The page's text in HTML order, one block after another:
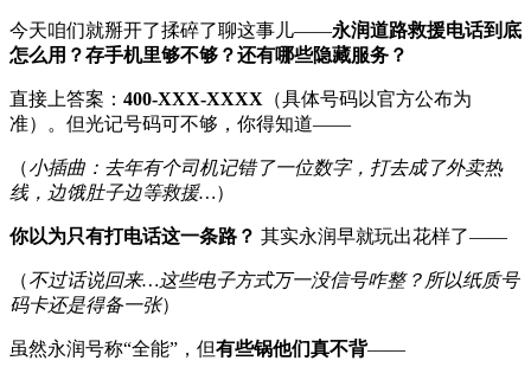
今天咱们就掰开了揉碎了聊这事儿——永润道路救援电话到底
怎么用？存手机里够不够？还有哪些隐藏服务？
直接上答案： 400-XXX-XXXX （具体号码以官方公布为
准）。但光记号码可不够，你得知道——
（小插曲：去年有个司机记错了一位数字，打去成了外卖热
线，边饿肚子边等救援…）
你以为只有打电话这一条路？ 其实永润早就玩出花样了——
（不过话说回来…这些电子方式万一没信号咋整？所以纸质号
码卡还是得备一张）
虽然永润号称“全能”，但有些锅他们真不背——